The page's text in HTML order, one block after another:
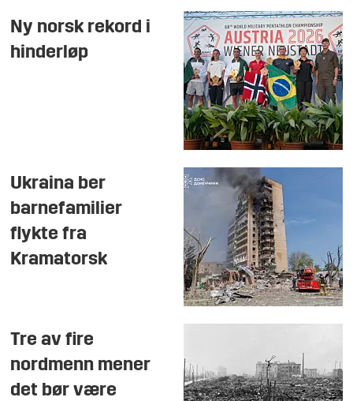
Ny norsk rekord i
hinderløp
Ukraina ber
barnefamilier
flykte fra
Kramatorsk
Tre av fire
nordmenn mener
det bør være